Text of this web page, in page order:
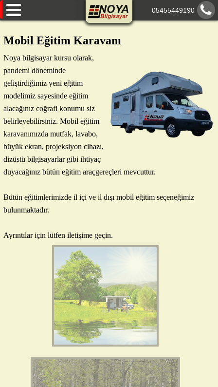
AnaSayfa
Eğitimlerimiz
Hakkımızda
Paylaşımlarımız
İletişim
05455449190
Mobil Eğitim Karavanı
Noya bilgisayar kursu olarak,
pandemi döneminde
geliştirdiğimiz yeni eğitim
modelimiz sayesinde eğitim
alacağınız coğrafi konumu siz
belirleyebilirsiniz. Mobil eğitim
karavanımızda mutfak, lavabo,
büyük ekran, projeksiyon cihazı,
dizüstü bilgisayarlar gibi ihtiyaç
duyacağınız bütün eğitim araçgereçleri mevcuttur.
Bütün eğitimlerimizde il içi ve il dışı mobil eğitim seçeneğimiz
bulunmaktadır.
Ayrıntılar için lütfen iletişime geçin.